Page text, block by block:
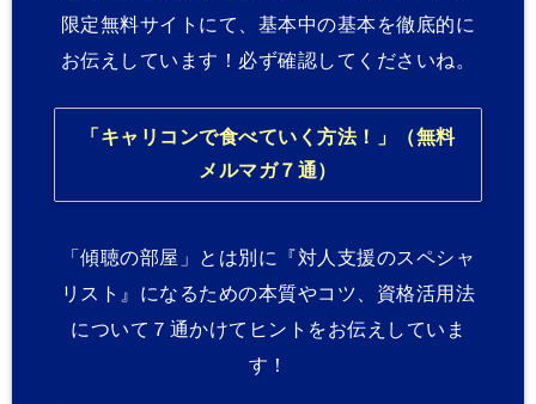
限定無料サイトにて、基本中の基本を徹底的に
お伝えしています！必ず確認してくださいね。
「キャリコンで食べていく方法！」（無料
メルマガ７通）
「傾聴の部屋」とは別に『対人支援のスペシャ
リスト』になるための本質やコツ、資格活用法
について７通かけてヒントをお伝えしていま
す！